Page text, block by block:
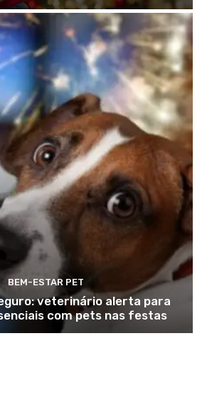
BEM-ESTAR PET
veterinário alerta para
com pets nas festas